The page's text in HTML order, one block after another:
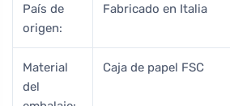
País de
origen:
Fabricado en Italia
Material
del
Caja de papel FSC